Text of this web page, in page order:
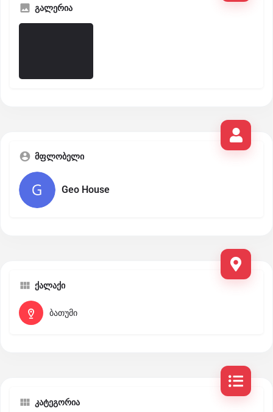
გალერია
მფლობელი
Geo House
ქალაქი
ბათუმი
კატეგორია